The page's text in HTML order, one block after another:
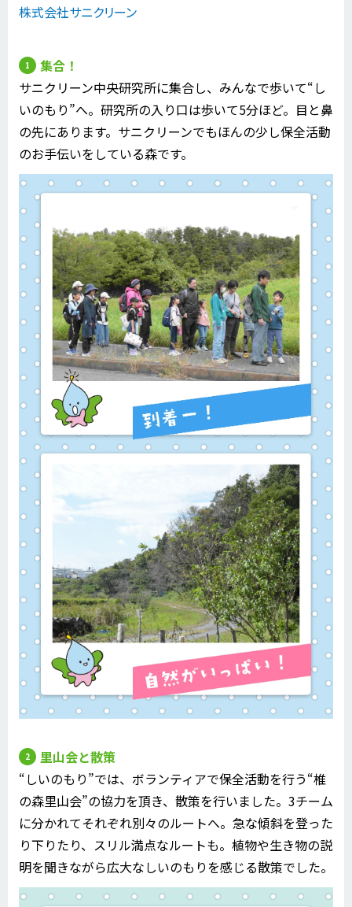
株式会社サニクリーン
集合！
サニクリーン中央研究所に集合し、みんなで歩いて“し
いのもり”へ。研究所の入り口は歩いて5分ほど。目と鼻
の先にあります。サニクリーンでもほんの少し保全活動
のお手伝いをしている森です。
里山会と散策
“しいのもり”では、ボランティアで保全活動を行う“椎
の森里山会”の協力を頂き、散策を行いました。3チーム
に分かれてそれぞれ別々のルートへ。急な傾斜を登った
り下りたり、スリル満点なルートも。植物や生き物の説
明を聞きながら広大なしいのもりを感じる散策でした。